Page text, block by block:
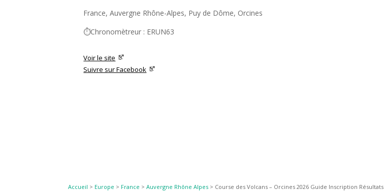
France, Auvergne Rhône-Alpes, Puy de Dôme, Orcines
⏱️Chronomètreur : ERUN63
Voir le site
Suivre sur Facebook
Accueil > Europe > France >Auvergne Rhône Alpes > Course des Volcans – Orcines 2026 Guide Inscription Résultats